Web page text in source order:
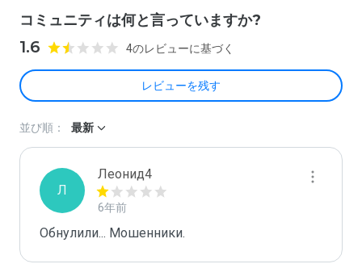
コミュニティは何と言っていますか?
1.6 4のレビューに基づく
レビューを残す
並び順： 最新
Л
Леонид4
6年前
Обнулили... Мошенники.